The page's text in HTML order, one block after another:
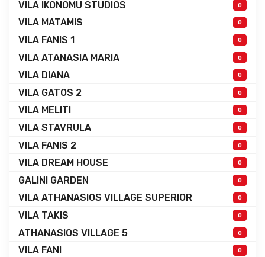
VILA IKONOMU STUDIOS 0
VILA MATAMIS 0
VILA FANIS 1 0
VILA ATANASIA MARIA 0
VILA DIANA 0
VILA GATOS 2 0
VILA MELITI 0
VILA STAVRULA 0
VILA FANIS 2 0
VILA DREAM HOUSE 0
GALINI GARDEN 0
VILA ATHANASIOS VILLAGE SUPERIOR 0
VILA TAKIS 0
ATHANASIOS VILLAGE 5 0
VILA FANI 0